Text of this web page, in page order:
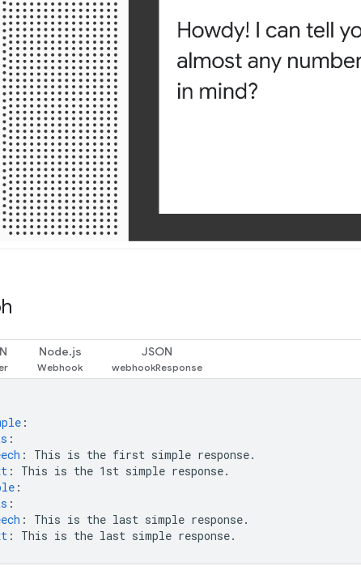
Node.js JSON
:
:
:
This is the first simple response.
:
This is the 1st simple response.
:
:
:
This is the last simple response.
: This is the last simple response.